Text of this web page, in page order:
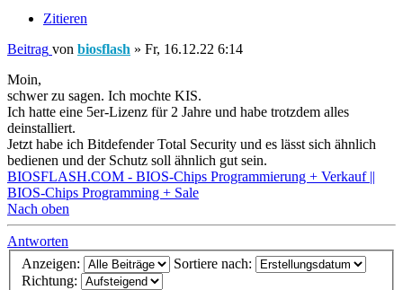
Zitieren
Beitrag von biosflash » Fr, 16.12.22 6:14
Moin,
schwer zu sagen. Ich mochte KIS.
Ich hatte eine 5er-Lizenz für 2 Jahre und habe trotzdem alles
deinstalliert.
Jetzt habe ich Bitdefender Total Security und es lässt sich ähnlich
bedienen und der Schutz soll ähnlich gut sein.
BIOSFLASH.COM - BIOS-Chips Programmierung + Verkauf ||
BIOS-Chips Programming + Sale
Nach oben
Antworten
Anzeigen:
Sortiere nach:
Richtung: